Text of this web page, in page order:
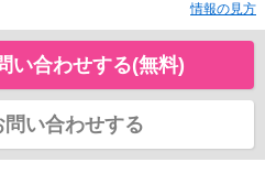
情報の見方
い合わせする(無料)
問い合わせする